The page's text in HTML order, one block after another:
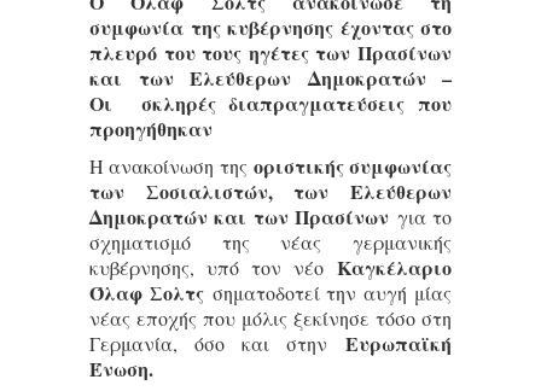
συμφωνία της κυβέρνησης έχοντας στο
πλευρό του τους ηγέτες των Πρασίνων
και των Ελεύθερων Δημοκρατών –
Οι σκληρές διαπραγματεύσεις που
προηγήθηκαν
H ανακοίνωση της οριστικής συμφωνίας
των Σοσιαλιστών, των Ελεύθερων
Δημοκρατών και των Πρασίνων για το
σχηματισμό της νέας γερμανικής
κυβέρνησης, υπό τον νέο Καγκέλαριο
Όλαφ Σολτςσηματοδοτεί την αυγή μίας
νέας εποχής που μόλις ξεκίνησε τόσο στη
Γερμανία, όσο και στην Ευρωπαϊκή
Ένωση.